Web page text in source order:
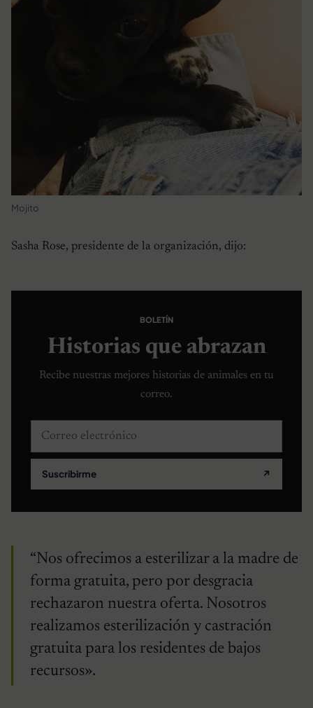
Mojito
Sasha Rose, presidente de la organización, dijo:
BOLETÍN
Historias que abrazan
Recibe nuestras mejores historias de animales en tu
correo.
Correo electrónico
Suscribirme ↗
“Nos ofrecimos a esterilizar a la madre de
forma gratuita, pero por desgracia
rechazaron nuestra oferta. Nosotros
realizamos esterilización y castración
gratuita para los residentes de bajos
recursos».